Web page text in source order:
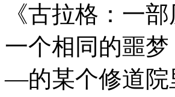
《古拉格：一
一个相同的噩
—的某个修道院